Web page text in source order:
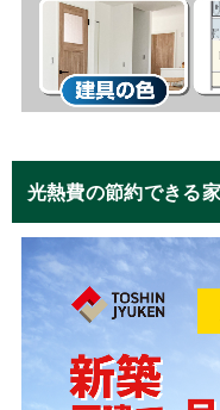
光熱費の節約できる家